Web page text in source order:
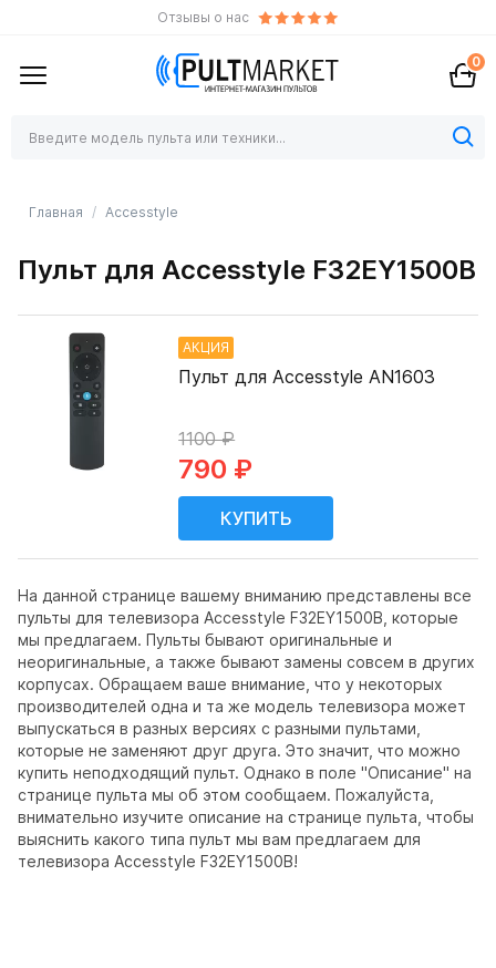
Отзывы о нас
0
Главная Accesstyle
Пульт для Accesstyle F32EY1500B
На данной странице вашему вниманию представлены все
пульты для телевизора Accesstyle F32EY1500B, которые
мы предлагаем. Пульты бывают оригинальные и
неоригинальные, а также бывают замены совсем в других
корпусах. Обращаем ваше внимание, что у некоторых
производителей одна и та же модель телевизора может
выпускаться в разных версиях с разными пультами,
которые не заменяют друг друга. Это значит, что можно
купить неподходящий пульт. Однако в поле "Описание" на
странице пульта мы об этом сообщаем. Пожалуйста,
внимательно изучите описание на странице пульта, чтобы
выяснить какого типа пульт мы вам предлагаем для
телевизора Accesstyle F32EY1500B!
АКЦИЯ
Пульт для Accesstyle AN1603
1100 ₽
790 ₽